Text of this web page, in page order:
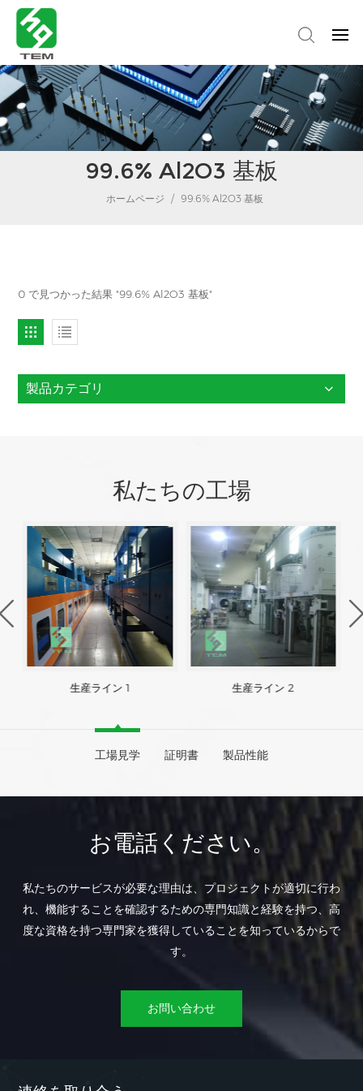
99.6% Al2O3 基板
ホームページ / 99.6% Al2O3 基板
0 で見つかった結果 "99.6% Al2O3 基板"
製品カテゴリ
私たちの工場
生産ライン 1 生産ライン 2
工場見学 証明書 製品性能
お電話ください。
私たちのサービスが必要な理由は、プロジェクトが適切に行わ
れ、機能することを確認するための専門知識と経験を持つ、高
度な資格を持つ専門家を獲得していることを知っているからで
す。
お問い合わせ